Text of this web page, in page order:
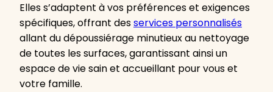
Elles s’adaptent à vos préférences et exigences
spécifiques, offrant desservices personnalisés
allant du dépoussiérage minutieux au nettoyage
de toutes les surfaces, garantissant ainsi un
espace de vie sain et accueillant pour vous et
votre famille.